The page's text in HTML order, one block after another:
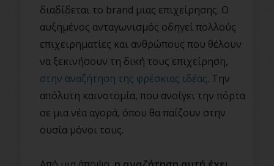
διαδίδεται το brand μιας επιχείρησης. Ο
αυξημένος ανταγωνισμός οδηγεί πολλούς
επιχειρηματίες και ανθρώπους που θέλουν
να ξεκινήσουν τη δική τους επιχείρηση,
στην αναζήτηση της φρέσκιας ιδέας. Την
απόλυτη καινοτομία, που ανοίγει την πόρτα
σε μια νέα αγορά, όπου θα παίζουν στην
ουσία μόνοι τους.